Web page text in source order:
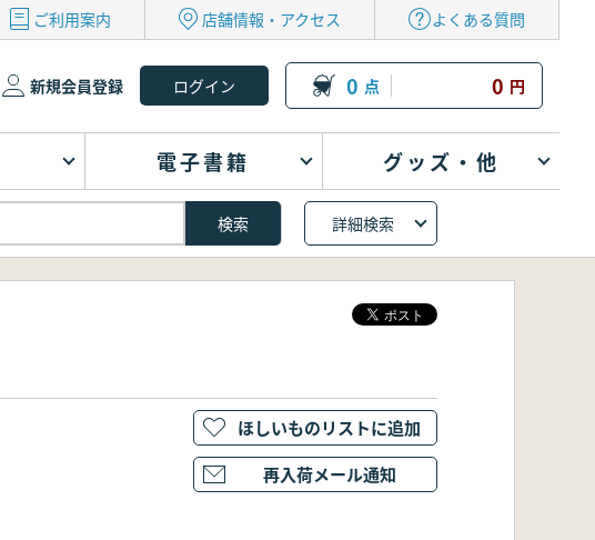
ご利用案内 店舗情報・アクセス よくある質問
新規会員登録 0 点 0 円
電子書籍 グッズ・他
詳細検索
ほしいものリストに追加
再入荷メール通知